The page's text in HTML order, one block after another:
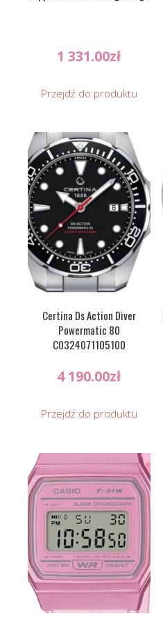
1 331.00zł
Przejdź do produktu
Certina Ds Action Diver
Powermatic 80
C0324071105100
4 190.00zł
Przejdź do produktu